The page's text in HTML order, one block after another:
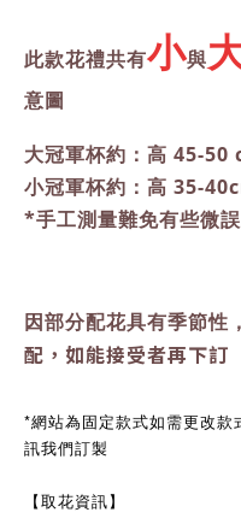
此款花禮共有小與
意圖
大冠軍杯約 ：高 45-50
小冠軍杯約 ： 高 35-
*手工測量難免有些微
因部分配花具有季節性，
配，如能接受者再下訂
*網站為固定款式如需更改
訊我們訂製
【取花資訊】